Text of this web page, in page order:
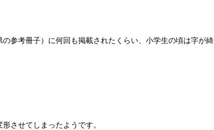
参考冊子）に何回も掲載されたくらい、小学生の頃は字が綺
させてしまったようです。